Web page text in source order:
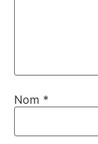
Nom *